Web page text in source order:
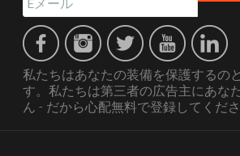
私たちはあなたの装備を保護するの
す。私たちは第三者の広告主にあな
ん - だから心配無料で登録してくださ